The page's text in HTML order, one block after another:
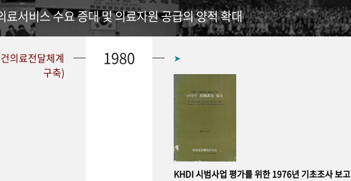
료서비스 수요 증대 및 의료자원 공급의 양적 확대
의료전달체계
구축)
1980 ➤
KHDI 시범사업 평가를 위한 1976년 기초조사 보고